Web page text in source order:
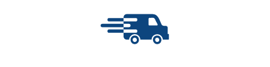
AUSSCHLUSSKRITERIEN FÜR